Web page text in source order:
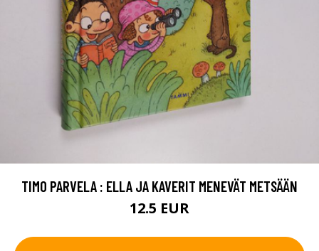
TIMO PARVELA : ELLA JA KAVERIT MENEVÄT METSÄÄN
12.5 EUR